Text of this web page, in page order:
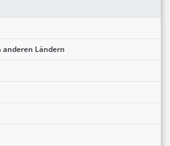
anderen Ländern